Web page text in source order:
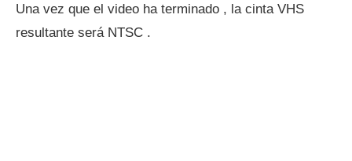
Una vez que el video ha terminado , la cinta VHS
resultante será NTSC .